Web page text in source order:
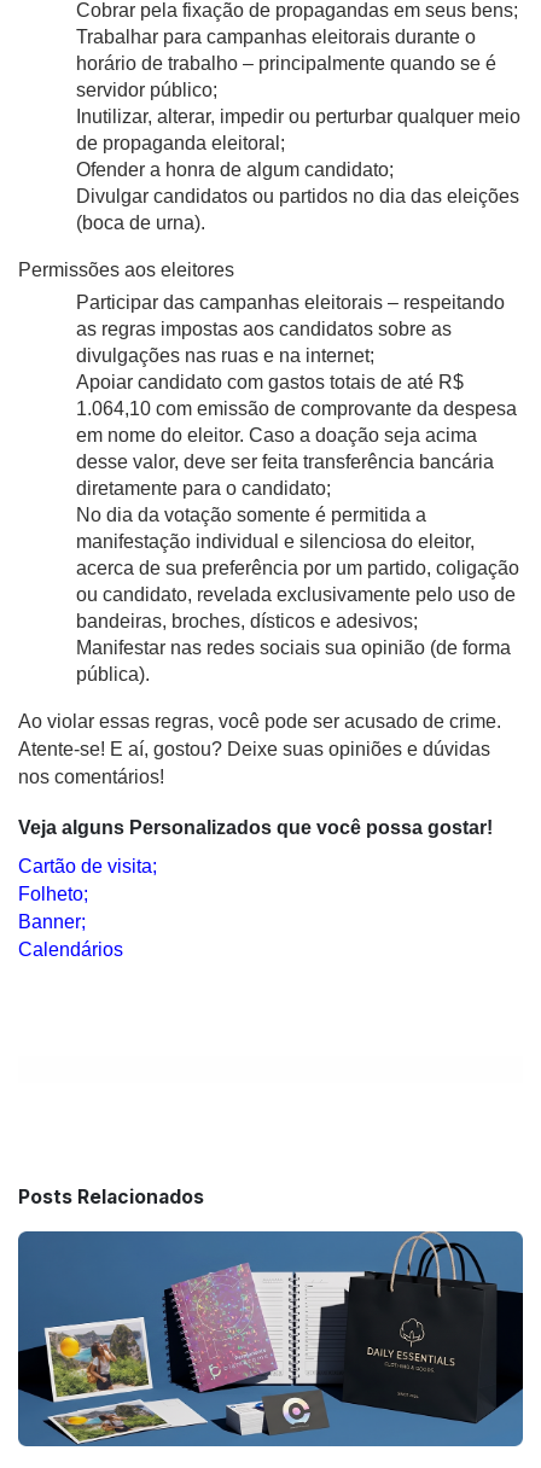
Cobrar pela fixação de propagandas em seus bens;
Trabalhar para campanhas eleitorais durante o
horário de trabalho – principalmente quando se é
servidor público;
Inutilizar, alterar, impedir ou perturbar qualquer meio
de propaganda eleitoral;
Ofender a honra de algum candidato;
Divulgar candidatos ou partidos no dia das eleições
(boca de urna).
Permissões aos eleitores
Participar das campanhas eleitorais – respeitando
as regras impostas aos candidatos sobre as
divulgações nas ruas e na internet;
Apoiar candidato com gastos totais de até R$
1.064,10 com emissão de comprovante da despesa
em nome do eleitor. Caso a doação seja acima
desse valor, deve ser feita transferência bancária
diretamente para o candidato;
No dia da votação somente é permitida a
manifestação individual e silenciosa do eleitor,
acerca de sua preferência por um partido, coligação
ou candidato, revelada exclusivamente pelo uso de
bandeiras, broches, dísticos e adesivos;
Manifestar nas redes sociais sua opinião (de forma
pública).
Ao violar essas regras, você pode ser acusado de crime.
Atente-se! E aí, gostou? Deixe suas opiniões e dúvidas
nos comentários!
Veja alguns Personalizados que você possa gostar!
Cartão de visita;
Folheto;
Banner;
Calendários
Posts Relacionados